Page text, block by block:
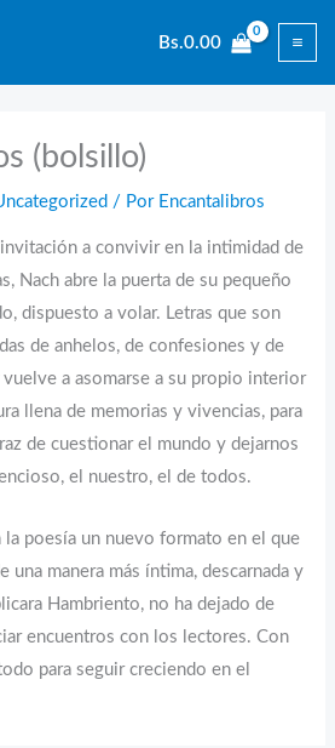
Bs.0.00
(bolsillo)
/ Por Encantalibros
a convivir en la intimidad de
Nach abre la puerta de su peque­ño
dispuesto a volar. Letras que son
de anhelos, de confesiones y de
a asomarse a su propio interior
llena de memorias y vivencias, para
de cuestionar el mundo y dejarnos
el nuestro, el de todos.
la poesía un nuevo formato en el que
una manera más íntima, descarnada y
Hambriento, no ha dejado de
encuentros con los lectores. Con
para seguir crecien­do en el